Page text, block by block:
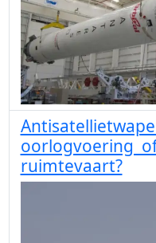
oorlogvoering
ruimtevaart?